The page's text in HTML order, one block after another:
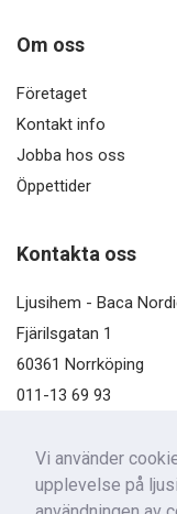
Vi använder
upplevelse på
Om oss
Företaget
Kontakt info
Jobba hos oss
Öppettider
Kontakta oss
Ljusihem - Baca
Fjärilsgatan 1
60361 Norrköping
011-13 69 93